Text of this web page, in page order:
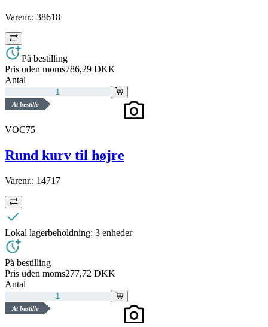
Varenr.: 38618
På bestilling
Pris uden moms786,29 DKK
Antal
At bestille
VOC75
Rund kurv til højre
Varenr.: 14717
Lokal lagerbeholdning: 3 enheder
På bestilling
Pris uden moms277,72 DKK
Antal
At bestille